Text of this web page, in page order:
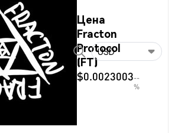
Цена
Fracton
Protocol
(FT)
$0.0023003--
%
USD